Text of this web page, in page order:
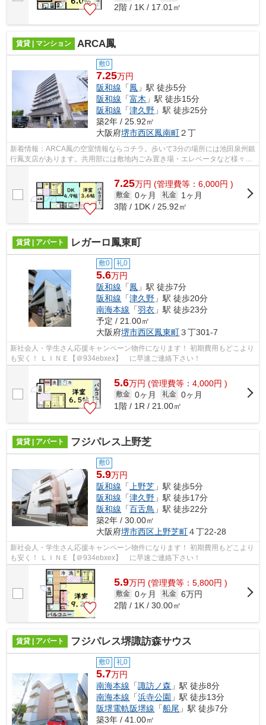
2階 / 1K / 17.01㎡
賃貸 | マンション ARCA鳳
敷0
7.25万円
阪和線 「鳳 」駅 徒歩5分
阪和線 「富木 」駅 徒歩15分
阪和線 「津久野 」駅 徒歩25分
築2年 / 25.92㎡
大阪府堺市西区鳳南町２丁
新着情報：ARCA鳳の空室情報ならコチラ。歩いて3分の場所には池田泉州銀
行鳳支店があります。共用部には敷地内ごみ置き場・エレベータなど様々な
7.25万円 (管理費等：6,000円 )
敷金 0ヶ月 礼金
1ヶ月
3階 / 1DK / 25.92㎡
賃貸 | アパート レガーロ鳳東町
敷0 礼0
5.6万円
阪和線 「鳳 」駅 徒歩7分
阪和線 「津久野 」駅 徒歩20分
南海本線 「羽衣 」駅 徒歩23分
予定 / 21.00㎡
大阪府堺市西区鳳東町３丁301-7
新社会人・学生さん応援キャンペーン物件になります！ 初期費用もどこより
も安く！ ＬＩＮＥ【＠934ebxex】 に早速ご連絡下さい！
5.6万円 (管理費等：4,000円 )
敷金 0ヶ月 礼金 0ヶ月
1階 / 1R / 21.00㎡
賃貸 | アパート フジパレス上野芝
敷0
5.9万円
阪和線 「 上野芝 」駅 徒歩5分
阪和線 「津久野 」駅 徒歩17分
阪和線 「百舌鳥 」駅 徒歩22分
築2年 / 30.00㎡
大阪府堺市西区 上野芝町４丁22-28
新社会人・学生さん応援キャンペーン物件になります！ 初期費用もどこより
も安く！ ＬＩＮＥ【＠934ebxex】 に早速ご連絡下さい！
5.9万円 (管理費等：5,800円 )
敷金 0ヶ月 礼金 6万円
2階 / 1K / 30.00㎡
賃貸 | アパート フジパレス堺諏訪森サウス
敷0 礼0
5.7万円
南海本線 「諏訪ノ森 」駅 徒歩8分
南海本線 「浜寺公園 」駅 徒歩13分
阪堺電軌阪堺線 「船尾 」駅 徒歩7分
築3年 / 41.00㎡